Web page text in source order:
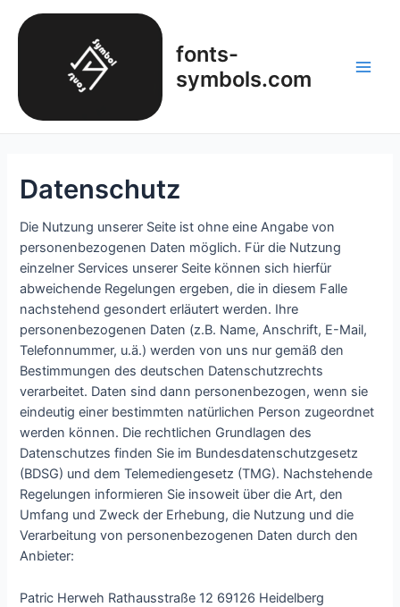
Inhalt
fonts-
symbols.com
Datenschutz
Die Nutzung unserer Seite ist ohne eine Angabe von
personenbezogenen Daten möglich. Für die Nutzung
einzelner Services unserer Seite können sich hierfür
abweichende Regelungen ergeben, die in diesem Falle
nachstehend gesondert erläutert werden. Ihre
personenbezogenen Daten (z.B. Name, Anschrift, E-Mail,
Telefonnummer, u.ä.) werden von uns nur gemäß den
Bestimmungen des deutschen Datenschutzrechts
verarbeitet. Daten sind dann personenbezogen, wenn sie
eindeutig einer bestimmten natürlichen Person zugeordnet
werden können. Die rechtlichen Grundlagen des
Datenschutzes finden Sie im Bundesdatenschutzgesetz
(BDSG) und dem Telemediengesetz (TMG). Nachstehende
Regelungen informieren Sie insoweit über die Art, den
Umfang und Zweck der Erhebung, die Nutzung und die
Verarbeitung von personenbezogenen Daten durch den
Anbieter:
Patric Herweh Rathausstraße 12 69126 Heidelberg